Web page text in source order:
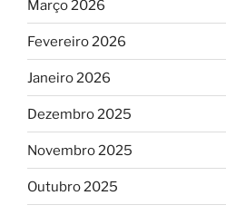
Março 2026
Fevereiro 2026
Janeiro 2026
Dezembro 2025
Novembro 2025
Outubro 2025